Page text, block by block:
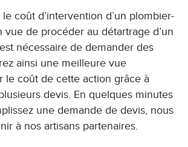
coût d’intervention d’un plombier-
vue de procéder au détartrage d’un
nécessaire de demander des
ainsi une meilleure vue
le coût de cette action grâce à
devis. En quelques minutes
une demande de devis, nous
à nos artisans partenaires.